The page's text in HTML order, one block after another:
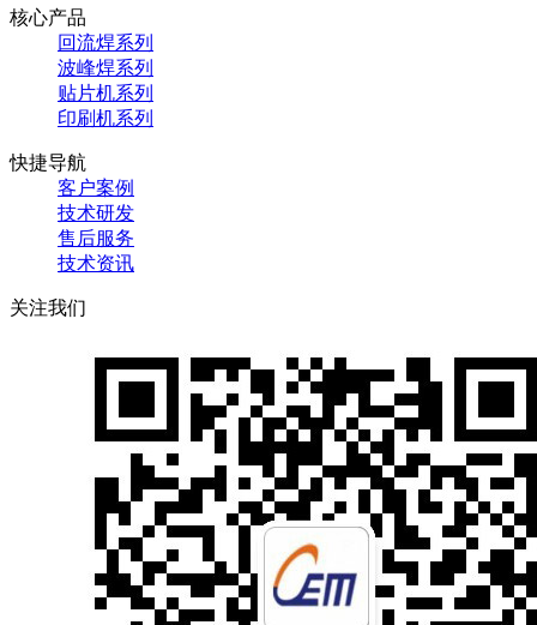
核心产品
回流焊系列
波峰焊系列
贴片机系列
印刷机系列
快捷导航
客户案例
技术研发
售后服务
技术资讯
关注我们